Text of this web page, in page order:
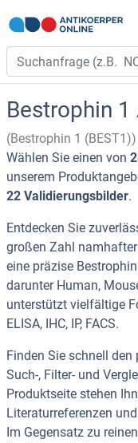
Bestrophin
(Bestrophin 1 (BEST1))
Wählen Sie einen von
unserem
22 Validierungsbilder.
Entdecken Sie
großen Zahl
eine präzise
darunter Human,
unterstützt vielfältige
ELISA, IHC, IP, FACS.
Finden Sie schnell
Such-, Filter- und
Produktseite stehen
Literaturreferenzen
Im Gegensatz zu